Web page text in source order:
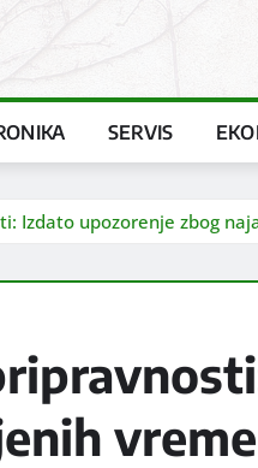
SERVIS
Izdato upozorenje zbog